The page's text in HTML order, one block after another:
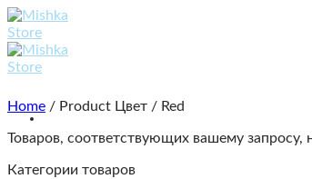
Skip
to
content
Home / Product Цвет / Red
Товаров, соответствующих вашему запросу,
Категории товаров